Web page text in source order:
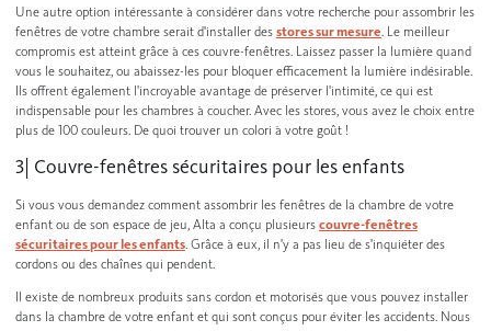
Une autre option intéressante à considérer dans votre recherche pour assombrir les
fenêtres de votre chambre serait d'installer des stores sur mesure . Le meilleur
compromis est atteint grâce à ces couvre-fenêtres. Laissez passer la lumière quand
vous le souhaitez, ou abaissez-les pour bloquer efficacement la lumière indésirable.
Ils offrent également l'incroyable avantage de préserver l'intimité, ce qui est
indispensable pour les chambres à coucher. Avec les stores, vous avez le choix entre
plus de 100 couleurs. De quoi trouver un colori à votre goût !
3| Couvre-fenêtres sécuritaires pour les enfants
Si vous vous demandez comment assombrir les fenêtres de la chambre de votre
enfant ou de son espace de jeu, Alta a conçu plusieurs couvre-fenêtres
sécuritaires pour les enfants. Grâce à eux, il n'y a pas lieu de s'inquiéter des
cordons ou des chaînes qui pendent.
Il existe de nombreux produits sans cordon et motorisés que vous pouvez installer
dans la chambre de votre enfant et qui sont conçus pour éviter les accidents. Nous